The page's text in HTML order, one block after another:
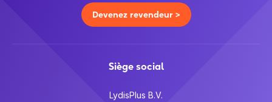
Devenez revendeur >
Siège social
LydisPlus B.V.